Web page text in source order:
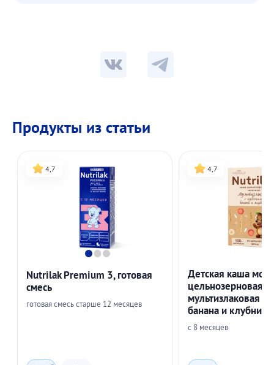
Продукты из статьи
4,7
Nutrilak Premium 3, готовая
смесь
готовая смесь старше 12 месяцев
4,7
Детская каша
цельнозерновая
мультизлаковая с
банана и клубники
с 8 месяцев